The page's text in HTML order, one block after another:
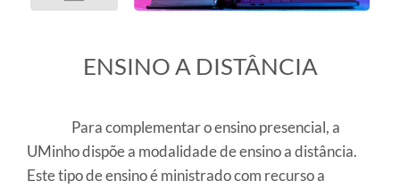
​ENSINO A DISTÂNCIA
Para complementar o ensino presencial, a
UMinho dispõe a modalidade de ensino a distância.
Este tipo de ensino é ministrado com recurso a